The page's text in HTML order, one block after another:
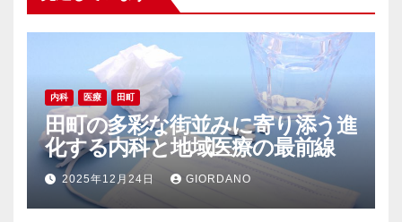
内科 医療 田町
田町の多彩な街並みに寄り添う進
化する内科と地域医療の最前線
2025年12月24日 GIORDANO